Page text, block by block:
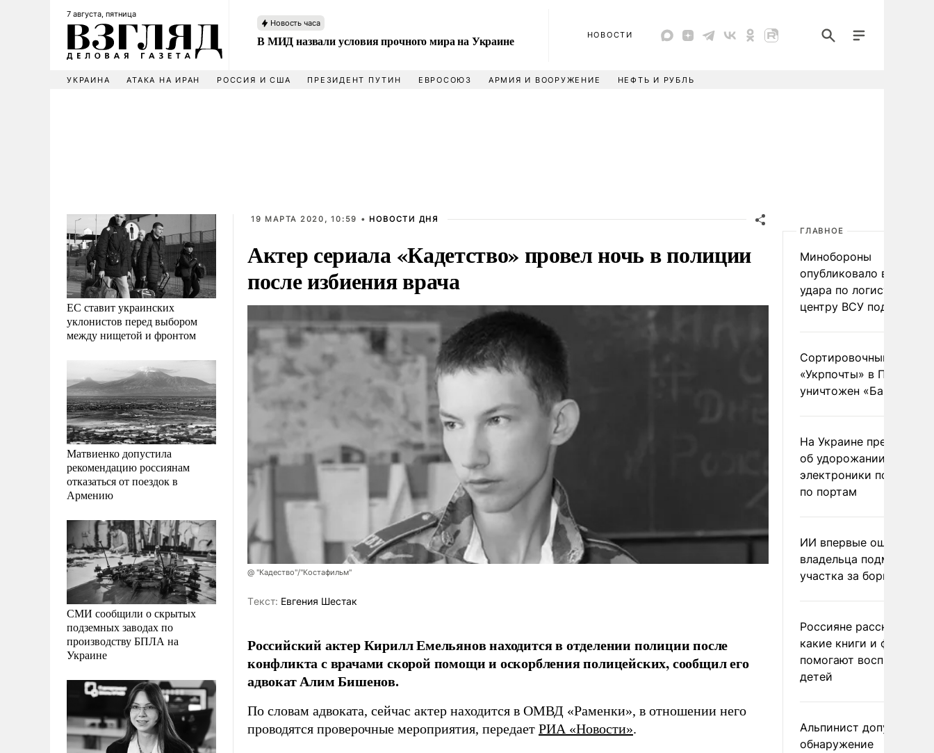
7 августа, пятница
Новость часа
В МИД назвали условия прочного мира на Украине НОВОСТИ
УКРАИНА АТАКА НА ИРАН РОССИЯ И США ПРЕЗИДЕНТ ПУТИН ЕВРОСОЮЗ АРМИЯ И ВООРУЖЕНИЕ НЕФТЬ И РУБЛЬ
ЕС ставит украинских
уклонистов перед выбором
между нищетой и фронтом
Матвиенко допустила
рекомендацию россиянам
отказаться от поездок в
Армению
СМИ сообщили о скрытых
подземных заводах по
производству БПЛА на
Украине
19 МАРТА 2020, 10:59 • НОВОСТИ ДНЯ
Актер сериала «Кадетство» провел ночь в полиции
после избиения врача
@ "Кадество"/"Костафильм"
Tекст: Евгения Шестак
Российский актер Кирилл Емельянов находится в отделении полиции после
конфликта с врачами скорой помощи и оскорбления полицейских, сообщил его
адвокат Алим Бишенов.
По словам адвоката, сейчас актер находится в ОМВД «Раменки», в отношении него
проводятся проверочные мероприятия, передает РИА «Новости».
ГЛАВНОЕ
Минобороны
опубликовало видео
удара по
центру ВСУ под Киевом
Сортировочный пункт
«Укрпочты» в
уничтожен
На Украине
об удорожании
электроники после
по портам
ИИ впервые
владельца
участка за борщевик
Россияне рассказали,
какие книги и фильмы
помогают воспитывать
детей
Альпинист допустил
обнаружение